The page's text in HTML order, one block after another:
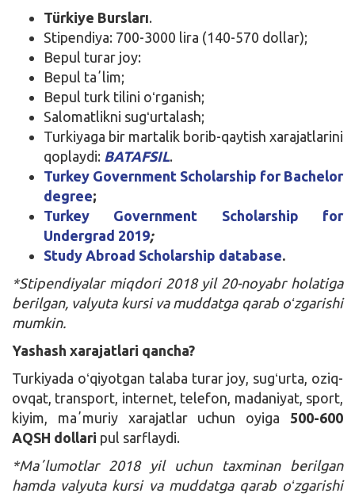
Türkiye Bursları.
Stipendiya: 700-3000 lira (140-570 dollar);
Bepul turar joy:
Bepul taʼlim;
Bepul turk tilini oʻrganish;
Salomatlikni sugʻurtalash;
Turkiyaga bir martalik borib-qaytish xarajatlarini
qoplaydi: BATAFSIL.
Turkey Government Scholarship for Bachelor
degree;
Turkey Government Scholarship for
Undergrad 2019;
Study Abroad Scholarship database.
*Stipendiyalar miqdori 2018 yil 20-noyabr holatiga
berilgan, valyuta kursi va muddatga qarab oʻzgarishi
mumkin.
Yashash xarajatlari qancha?
Turkiyada oʻqiyotgan talaba turar joy, sugʻurta, oziq-
ovqat, transport, internet, telefon, madaniyat, sport,
kiyim, maʼmuriy xarajatlar uchun oyiga 500-600
AQSH dollari pul sarflaydi.
*Maʼlumotlar 2018 yil uchun taxminan berilgan
hamda valyuta kursi va muddatga qarab oʻzgarishi